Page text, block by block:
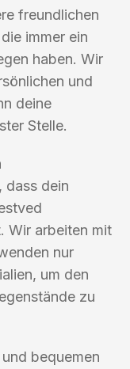
freundlichen
immer ein
haben. Wir
und
deine
Stelle.
dass dein
Wir arbeiten mit
nur
um den
zu
bequemen